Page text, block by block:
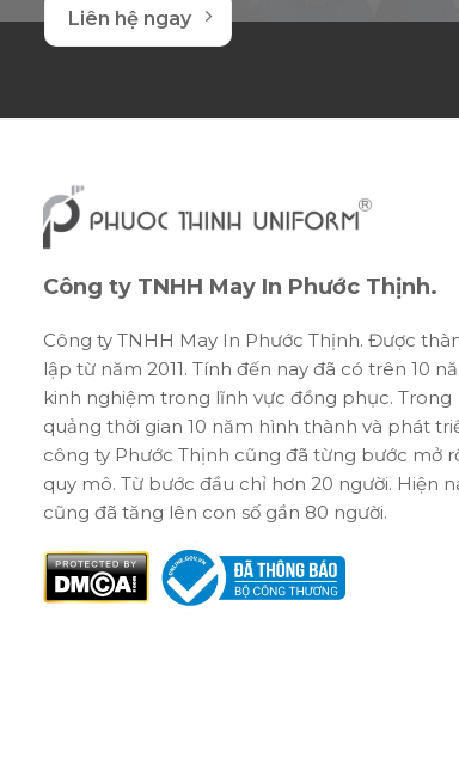
Liên hệ ngay
Công ty TNHH May In Phước Thịnh.
Công ty TNHH May In Phước Thịnh. Được
lập từ năm 2011. Tính đến nay đã có trên 10
kinh nghiệm trong lĩnh vực đồng phục. Trong
quảng thời gian 10 năm hình thành và phát
công ty Phước Thịnh cũng đã từng bước mở
quy mô. Từ bước đầu chỉ hơn 20 người. Hiện
cũng đã tăng lên con số gần 80 người.